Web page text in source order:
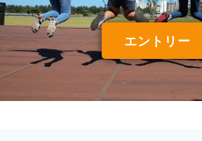
エントリー